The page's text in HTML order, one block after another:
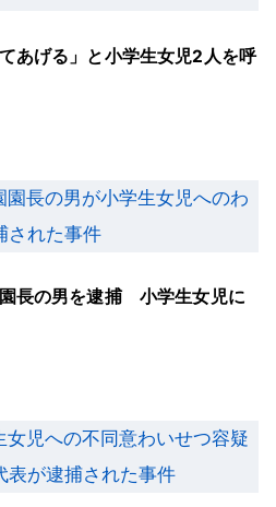
あげる」と小学生女児2人を呼
園長の男を逮捕 小学生女児に